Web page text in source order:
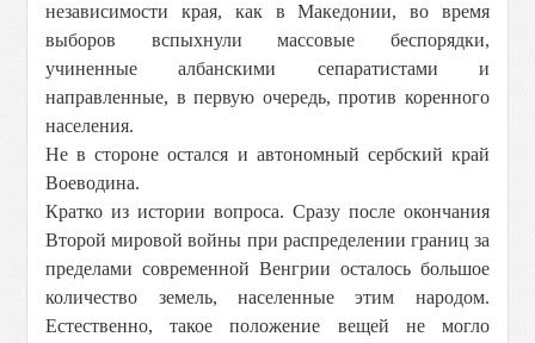
независимости края, как в Македонии, во время
выборов вспыхнули массовые беспорядки,
учиненные албанскими сепаратистами и
направленные, в первую очередь, против коренного
населения.
Не в стороне остался и автономный сербский край
Воеводина.
Кратко из истории вопроса. Сразу после окончания
Второй мировой войны при распределении границ за
пределами современной Венгрии осталось большое
количество земель, населенные этим народом.
Естественно, такое положение вещей не могло